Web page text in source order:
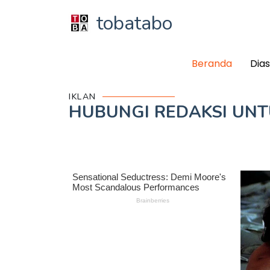
tobatabo
Beranda
IKLAN
HUBUNGI REDAKSI